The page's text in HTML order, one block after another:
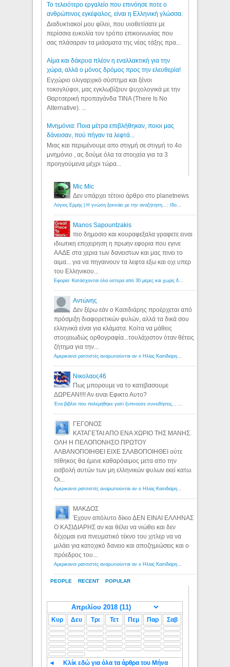
Το τελειότερο εργαλείο που επινόησε ποτε ο
ανθρώπινος εγκέφαλος, είναι η Ελληνική γλώσσα.
Διαδυκτιακοί μου φίλοι, που υιοθετίσατε με
περίσσια ευκολία τον τρόπο επικοινωνίας που
σας πλάσαραν τα μιάσματα της νέας τάξης πρα...
Αίμα και δάκρυα πλέον η εναλλακτική για την
χώρα, αλλά ο μόνος δρόμος προς την ελευθερία!
Εγχώριο ολιγαρχικό σύστημα και ξένοι
τοκογλύφοι, μας εγκλωβίζουν ψυχολογικά με την
Θαρτσερική προπαγάνδα TINA (There Is No
Alternative). ...
Μνημόνια: Ποια μέτρα επιβλήθηκαν, ποιοι μας
δάνεισαν, πού πήγαν τα λεφτά...
Μιας και περιμένουμε απο στιγμή σε στιγμή το 4ο
μνημόνιο , ας δούμε όλα τα στοιχεία για τα 3
προηγούμενα μέχρι τώρα...
PEOPLE RECENT POPULAR
Mic Mic
Δεν υπάρχει τέτοιο άρθρο στο planetnews
Manos Sapountzakis
πιο δημοσιο και κουραφεξαλα γραφετε ειναι
ιδιωτικη επιχειρηση η πρωην εφορια που εγινε
ΑΑΔΕ στα χερια των δανειστων και μας πινει το
αιμα... για να πηγαινουν τα λεφτα εξω και οχι υπερ
του Ελληνικου...
Αντώνης
Δεν ξέρω εάν ο Κασιδιάρης προέρχεται από
πρόσμιξη διαφορετικών φυλών, αλλά τα δικά σου
ελληνικά είναι για κλάματα. Κοίτα να μάθεις
στοιχειωδώς ορθογραφία...τουλάχιστον όταν θέτεις
ζήτημα για την...
Νικολαος46
Πως μπορουμε να το κατεβασουμε
ΔΩΡΕΑΝ!!!! Αν ειναι Εφικτο Αυτο?
ΓΕΓΟΝΟΣ
ΚΑΤΑΓΕΤΑΙ ΑΠΟ ΕΝΑ ΧΩΡΙΟ ΤΗΣ ΜΑΝΗΣ.
ΟΛΗ Η ΠΕΛΟΠΟΝΗΣΟ ΠΡΩΤΟΥ
ΑΛΒΑΝΟΠΟΙΗΘΕΙ ΕΙΧΕ ΣΛΑΒΟΠΟΙΗΘΕΙ ούτε
πίθηκος θα έμενε καθαρόαιμος μετα απο την
εισβολή αυτών των μη ελληνικών φυλων εκεί κατω.
Οι...
ΜΑΚΔΟΣ
Έχουν απόλυτο δίκιο ΔΕΝ ΕΙΝΑΙ ΕΛΛΗΝΑΣ
Ο ΚΑΣΙΔΙΑΡΗΣ αν και θέλει να νιώθει και δεν
δέχομαι ενα πνευματικό τέκνο του χιτλερ να να
μιλάει για κατοχικό δανειο και αποζημιώσεις και ο
πρόεδρος του...
Κυρ Δευ Τρι Τετ Πεμ Παρ Σαβ
◄ Κλίκ εδώ για όλα τα άρθρα του Μήνα